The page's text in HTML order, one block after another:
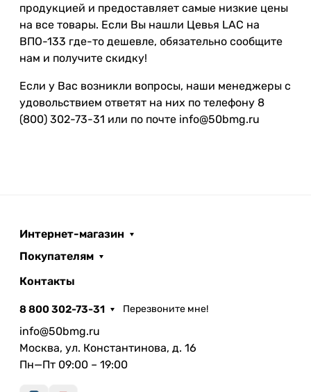
продукцией и предоставляет самые низкие цены
на все товары. Если Вы нашли Цевья LAC на
ВПО-133 где-то дешевле, обязательно сообщите
нам и получите скидку!
Если у Вас возникли вопросы, наши менеджеры с
удовольствием ответят на них по телефону 8
(800) 302-73-31 или по почте info@50bmg.ru
Интернет-магазин
Покупателям
Контакты
8 800 302-73-31 Перезвоните мне!
info@50bmg.ru
Москва, ул. Константинова, д. 16
Пн—Пт 09:00 – 19:00